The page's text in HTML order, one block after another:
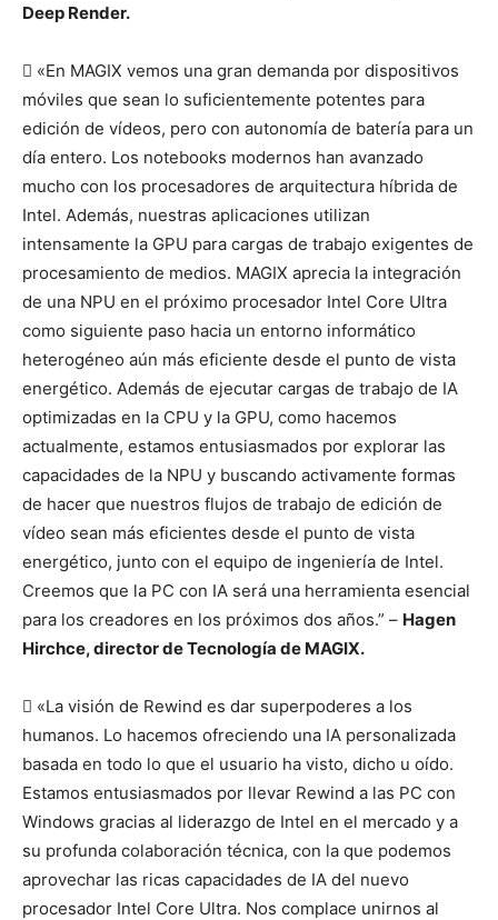
Deep Render.
 «En MAGIX vemos una gran demanda por dispositivos
móviles que sean lo suficientemente potentes para
edición de vídeos, pero con autonomía de batería para un
día entero. Los notebooks modernos han avanzado
mucho con los procesadores de arquitectura híbrida de
Intel. Además, nuestras aplicaciones utilizan
intensamente la GPU para cargas de trabajo exigentes de
procesamiento de medios. MAGIX aprecia la integración
de una NPU en el próximo procesador Intel Core Ultra
como siguiente paso hacia un entorno informático
heterogéneo aún más eficiente desde el punto de vista
energético. Además de ejecutar cargas de trabajo de IA
optimizadas en la CPU y la GPU, como hacemos
actualmente, estamos entusiasmados por explorar las
capacidades de la NPU y buscando activamente formas
de hacer que nuestros flujos de trabajo de edición de
vídeo sean más eficientes desde el punto de vista
energético, junto con el equipo de ingeniería de Intel.
Creemos que la PC con IA será una herramienta esencial
para los creadores en los próximos dos años.” – Hagen
Hirchce, director de Tecnología de MAGIX.
 «La visión de Rewind es dar superpoderes a los
humanos. Lo hacemos ofreciendo una IA personalizada
basada en todo lo que el usuario ha visto, dicho u oído.
Estamos entusiasmados por llevar Rewind a las PC con
Windows gracias al liderazgo de Intel en el mercado y a
su profunda colaboración técnica, con la que podemos
aprovechar las ricas capacidades de IA del nuevo
procesador Intel Core Ultra. Nos complace unirnos al